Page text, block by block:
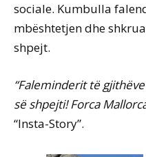
sociale. Kumbulla
mbështetjen dhe
shpejt.
“Faleminderit të
së shpejti! Forca
“Insta-Story”.